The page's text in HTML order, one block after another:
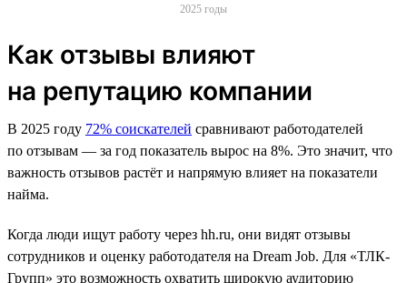
2025 годы
Как отзывы влияют
на репутацию компании
В 2025 году 72% соискателей сравнивают работодателей
по отзывам — за год показатель вырос на 8%. Это значит, что
важность отзывов растёт и напрямую влияет на показатели
найма.
Когда люди ищут работу через hh.ru, они видят отзывы
сотрудников и оценку работодателя на Dream Job. Для «ТЛК-
Групп» это возможность охватить широкую аудиторию